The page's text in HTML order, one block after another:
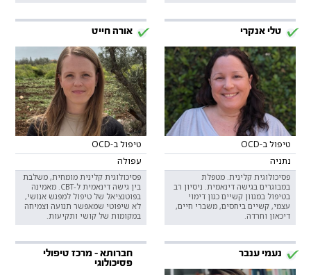
טלי אנקרי
טיפול ב-OCD
נתניה
פסיכולוגית קלינית. מטפלת
במבוגרים בגישה דינאמית. ניסיון רב
בטיפול במגוון קשיים כגון דימוי
עצמי, קשיים ביחסים, משברי חיים,
דיכאון וחרדה.
אורה חייט
טיפול ב-OCD
עפולה
פסיכולוגית קלינית מומחית, משלבת
בין גישה דינאמית ל-CBT. מאמינה
בפוטנציאל של טיפול למפגש אנושי,
לא שיפוטי שמאפשר תנועה וצמיחה
במקומות של קושי ותקיעות.
נעמי ענבר
חברותא - מרכז טיפולי
פסיכולוגי